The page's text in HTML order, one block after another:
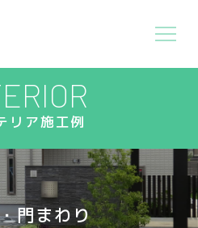
リア施工例
門まわり